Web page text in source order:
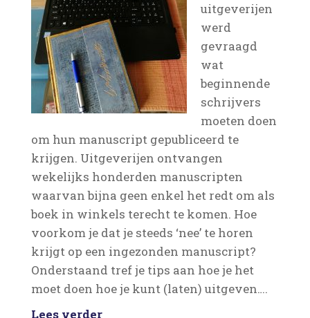
uitgeverijen
werd
gevraagd
wat
beginnende
schrijvers
moeten doen
om hun manuscript gepubliceerd te
krijgen. Uitgeverijen ontvangen
wekelijks honderden manuscripten
waarvan bijna geen enkel het redt om als
boek in winkels terecht te komen. Hoe
voorkom je dat je steeds ‘nee’ te horen
krijgt op een ingezonden manuscript?
Onderstaand tref je tips aan hoe je het
moet doen hoe je kunt (laten) uitgeven….
Lees verder